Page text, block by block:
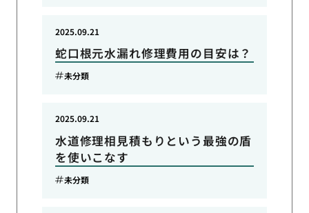
蛇口根元水漏れ修理費用の目安は？
2025.09.21
未分類
水道修理相見積もりという最強の盾
を使いこなす
2025.09.21
未分類